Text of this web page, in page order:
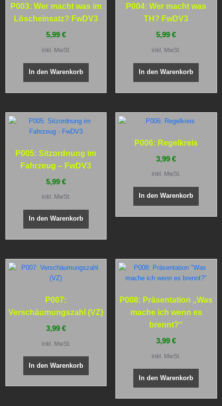
P003: Wer macht was im
Löscheinsatz? FwDV3
5,99 €
inkl. MwSt.
In den Warenkorb
P004: Wer macht was
TH? FwDV3
5,99€
inkl. MwSt.
In den Warenkorb
P005: Sitzordnung im
Fahrzeug – FwDV3
5,99 €
inkl. MwSt.
In den Warenkorb
P006: Regelkreis
3,99€
inkl. MwSt.
In den Warenkorb
P007:
Verschäumungszahl (VZ)
3,99 €
inkl. MwSt.
In den Warenkorb
P008: Präsentation „Was
mache ich wenn es
brennt?“
3,99€
inkl. MwSt.
In den Warenkorb